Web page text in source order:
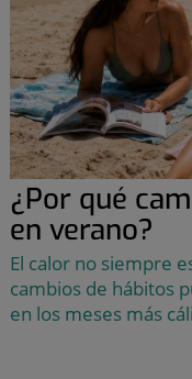
¿Por qué
en verano?
El calor no siempre
cambios de hábitos
en los meses más